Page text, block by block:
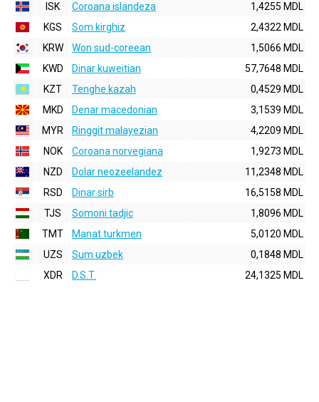
ISK
Coroana islandeza
1,4255 MDL
KGS
Som kirghiz
2,4322 MDL
KRW
Won sud-coreean
1,5066 MDL
KWD
Dinar kuweitian
57,7648 MDL
KZT
Tenghe kazah
0,4529 MDL
MKD
Denar macedonian
3,1539 MDL
MYR
Ringgit malayezian
4,2209 MDL
NOK
Coroana norvegiana
1,9273 MDL
NZD
Dolar neozeelandez
11,2348 MDL
RSD
Dinar sirb
16,5158 MDL
TJS
Somoni tadjic
1,8096 MDL
TMT
Manat turkmen
5,0120 MDL
UZS
Sum uzbek
0,1848 MDL
XDR
D.S.T. 24,1325 MDL